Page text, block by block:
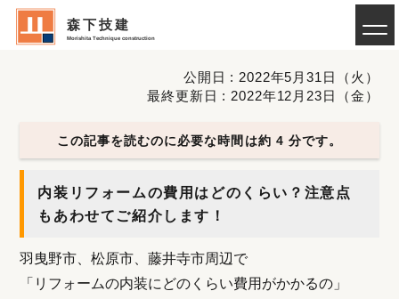
森下技建
Morishita Technique construction
公開日 : 2022年5月31日（火）
最終更新日 : 2022年12月23日（金）
この記事を読むのに必要な時間は約 4 分です。
内装リフォームの費用はどのくらい？注意点
もあわせてご紹介します！
羽曳野市、松原市、藤井寺市周辺で
「リフォームの内装にどのくらい費用がかかるの」